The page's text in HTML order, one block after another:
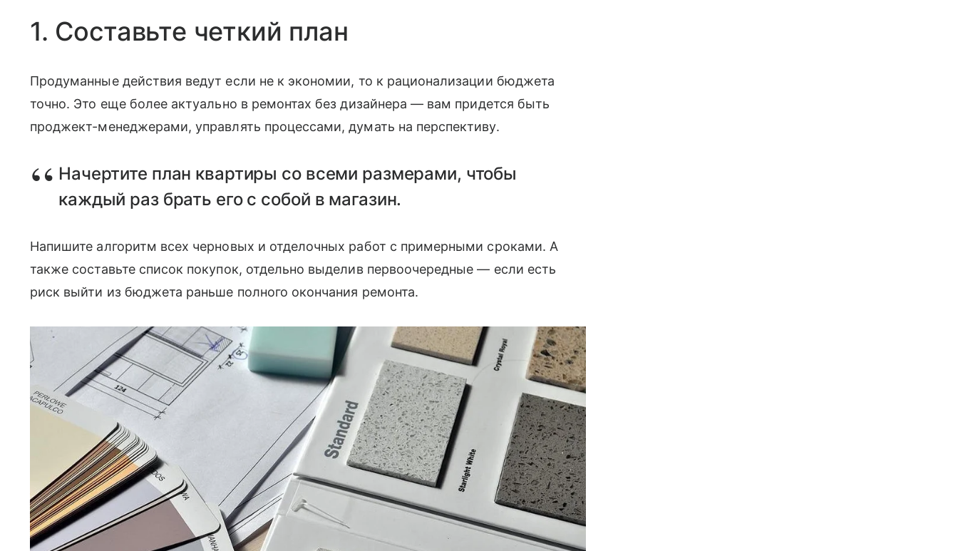
1. Составьте четкий план
Продуманные действия ведут если не к экономии, то к рационализации бюджета
точно. Это еще более актуально в ремонтах без дизайнера — вам придется быть
проджект-менеджерами, управлять процессами, думать на перспективу.
Начертите план квартиры со всеми размерами, чтобы
каждый раз брать его с собой в магазин.
Напишите алгоритм всех черновых и отделочных работ с примерными сроками. А
также составьте список покупок, отдельно выделив первоочередные — если есть
риск выйти из бюджета раньше полного окончания ремонта.